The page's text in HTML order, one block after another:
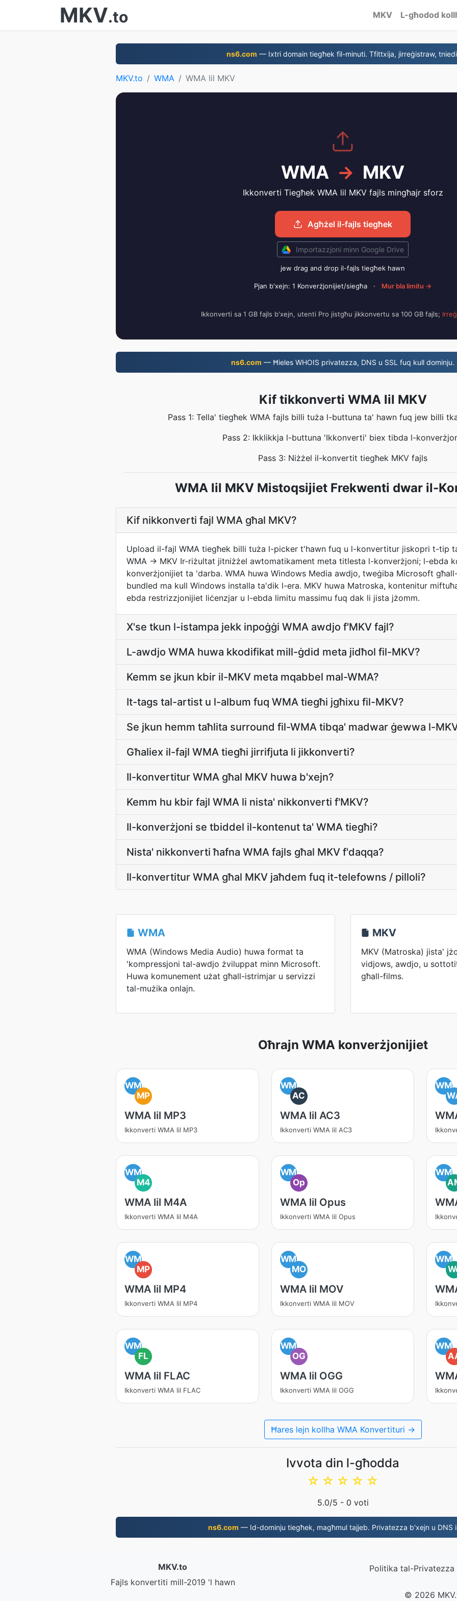
MKV.to MKV L-għodod
ns6.com — Ixtri domain tiegħek fil-minuti. Tfittxija, jirreġistraw,
MKV.to WMA WMA lil MKV
WMA → MKV
Ikkonverti Tiegħek WMA lil MKV fajls mingħajr sforz
Agħżel il-fajls tiegħek
Importazzjoni minn Google Drive
jew drag and drop il-fajls tiegħek hawn
Pjan b'xejn: 1 Konverżjonijiet/siegħa · Mur bla limitu →
Ikkonverti sa 1 GB fajls b'xejn, utenti Pro jistgħu jikkonvertu sa 100 GB fajls;
ns6.com — Ħieles WHOIS privatezza, DNS u SSL fuq kull dominju.
Kif tikkonverti WMA lil MKV
Pass 1: Tella' tiegħek WMA fajls billi tuża l-buttuna ta' hawn fuq jew billi
Pass 2: Ikklikkja l-buttuna 'Ikkonverti' biex tibda l-
Pass 3: Niżżel il-konvertit tiegħek MKV fajls
WMA lil MKV Mistoqsijiet Frekwenti dwar il-
Kif nikkonverti fajl WMA għal MKV?
Upload il-fajl WMA tiegħek billi tuża l-picker t'hawn fuq u l-konvertitur jiskopri t-tip
WMA -> MKV Ir-riżultat jitniżżel awtomatikament meta titlesta l-konverżjoni; l-ebda
konverżjonijiet ta 'darba. WMA huwa Windows Media awdjo, tweġiba Microsoft
bundled ma kull Windows installa ta'dik l-era. MKV huwa Matroska, kontenitur
ebda restrizzjonijiet liċenzjar u l-ebda limitu massimu fuq dak li jista jżomm.
X'se tkun l-istampa jekk inpoġġi WMA awdjo f'MKV fajl?
L-awdjo WMA huwa kkodifikat mill-ġdid meta jidħol fil-MKV?
Kemm se jkun kbir il-MKV meta mqabbel mal-WMA?
It-tags tal-artist u l-album fuq WMA tiegħi jgħixu fil-MKV?
Se jkun hemm taħlita surround fil-WMA tibqa' madwar ġewwa l-
Għaliex il-fajl WMA tiegħi jirrifjuta li jikkonverti?
Il-konvertitur WMA għal MKV huwa b'xejn?
Kemm hu kbir fajl WMA li nista' nikkonverti f'MKV?
Il-konverżjoni se tbiddel il-kontenut ta' WMA tiegħi?
Nista' nikkonverti ħafna WMA fajls għal MKV f'daqqa?
Il-konvertitur WMA għal MKV jaħdem fuq it-telefowns / pilloli?
WMA
WMA (Windows Media Audio) huwa format ta
'kompressjoni tal-awdjo żviluppat minn Microsoft.
Huwa komunement użat għall-istrimjar u servizzi
tal-mużika onlajn.
MKV
MKV (Matroska) jista'
vidjows, awdjo, u
għall-films.
Oħrajn WMA konverżjonijiet
WM
MP
WMA lil MP3
Ikkonverti WMA lil MP3
WM
AC
WMA lil AC3
Ikkonverti WMA lil AC3
WM
WM
M4
WMA lil M4A
Ikkonverti WMA lil M4A
WM
Op
WMA lil Opus
Ikkonverti WMA lil Opus
WM
WM
MP
WMA lil MP4
Ikkonverti WMA lil MP4
WM
MO
WMA lil MOV
Ikkonverti WMA lil MOV
WM
WM
FL
WMA lil FLAC
Ikkonverti WMA lil FLAC
WM
OG
WMA lil OGG
Ikkonverti WMA lil OGG
WM
Ħares lejn kollha WMA Konvertituri →
Ivvota din l-għodda
☆
☆
☆
☆
☆
5.0/5 - 0 voti
ns6.com — Id-dominju tiegħek, magħmul tajjeb. Privatezza b'xejn u DNS
MKV.to
Fajls konvertiti mill-2019 'l hawn
Politika tal-Privatezza
© 2026